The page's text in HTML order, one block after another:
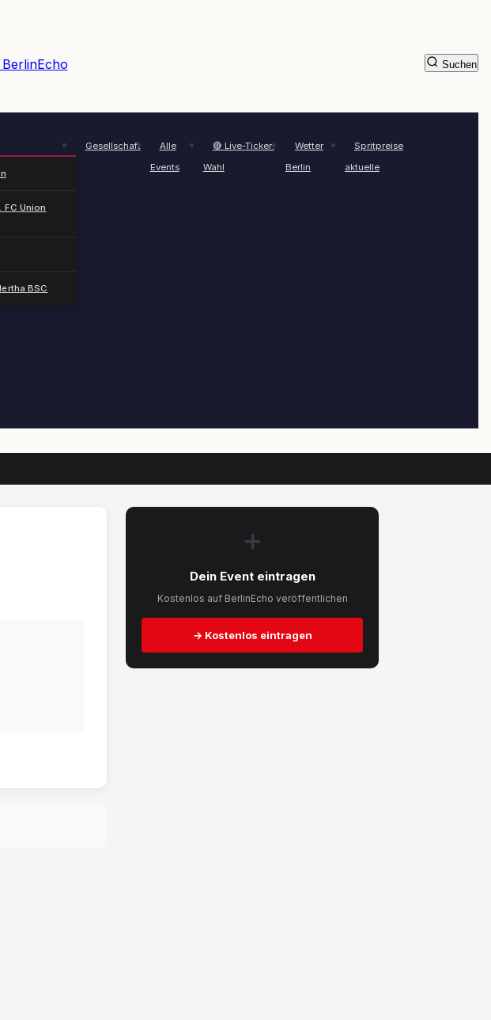
FC Union
BSC
Gesellschaft
Alle
Events
🔴 Live-Ticker:
Wahl
Wetter
Berlin
Spritpreise
aktuelle
Suchen
➕
Dein Event eintragen
Kostenlos auf BerlinEcho veröffentlichen
→ Kostenlos eintragen